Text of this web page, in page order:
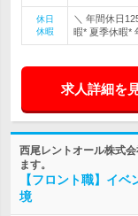
休日
休暇
＼ 年間休日
暇* 夏季休暇*
求人詳細を
西尾レントオール株式
ます。
【フロント職】イ
境